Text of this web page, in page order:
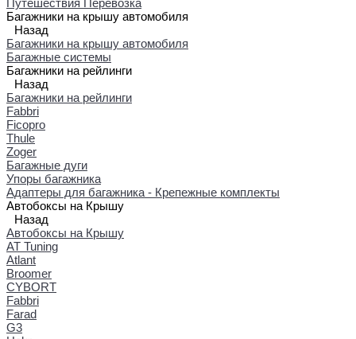
Путешествия Перевозка
Багажники на крышу автомобиля
Назад
Багажники на крышу автомобиля
Багажные системы
Багажники на рейлинги
Назад
Багажники на рейлинги
Fabbri
Ficopro
Thule
Zoger
Багажные дуги
Упоры багажника
Адаптеры для багажника - Крепежные комплекты
Автобоксы на Крышу
Назад
Автобоксы на Крышу
AT Tuning
Atlant
Broomer
CYBORT
Fabbri
Farad
G3